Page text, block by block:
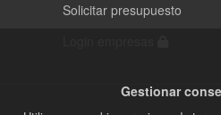
Solicitar presupuesto
Gestionar